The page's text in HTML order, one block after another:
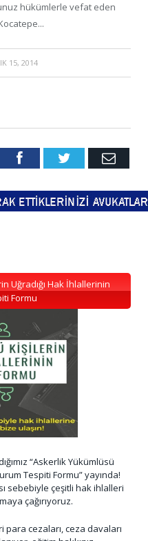
hükümlerle vefat eden
15, 2014
FacebookTwitter Email
Uğradığı Hak İhlallerinin
Formu
“Askerlik Yükümlüsü
Tespiti Formu” yayında!
sebebiyle çeşitli hak ihlalleri
çağırıyoruz.
para cezaları, ceza davaları